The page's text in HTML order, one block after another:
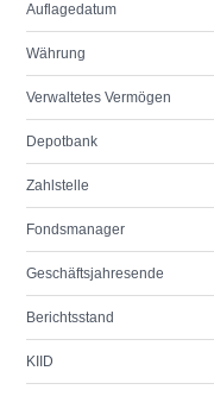
Auflagedatum
Währung
Verwaltetes Vermögen
Depotbank
Zahlstelle
Fondsmanager
Geschäftsjahresende
Berichtsstand
KIID